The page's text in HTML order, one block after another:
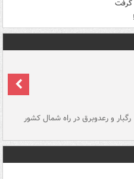
رگبار و رعدوبرق در راه شمال کشور